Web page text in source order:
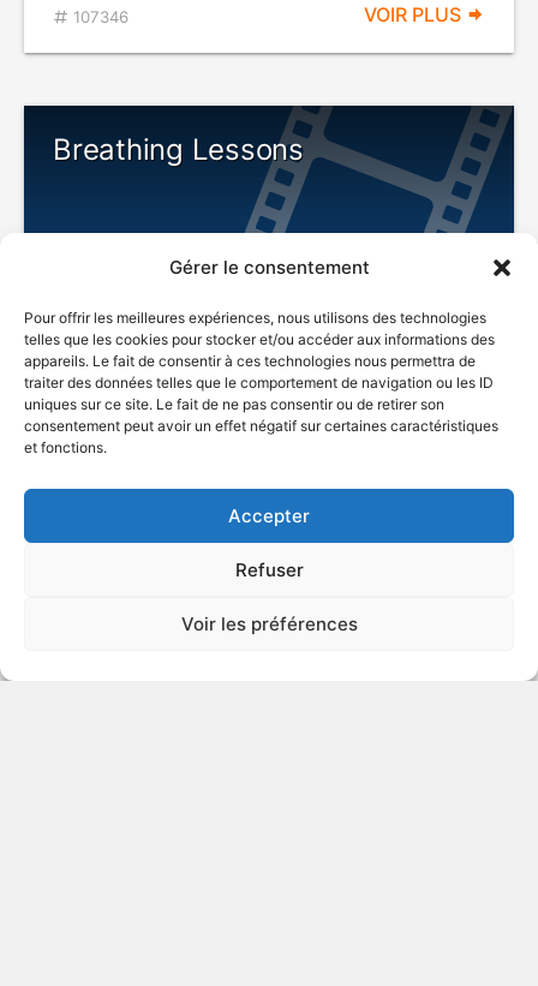
Gérer le consentement
Pour offrir les meilleures expériences, nous utilisons des technologies
telles que les cookies pour stocker et/ou accéder aux informations des
appareils. Le fait de consentir à ces technologies nous permettra de
traiter des données telles que le comportement de navigation ou les ID
uniques sur ce site. Le fait de ne pas consentir ou de retirer son
consentement peut avoir un effet négatif sur certaines caractéristiques
et fonctions.
Accepter
Refuser
Voir les préférences
107346 VOIR PLUS
Breathing Lessons
1994 Comédie dramatique
D2: Les Mighty Ducks - Jeu de